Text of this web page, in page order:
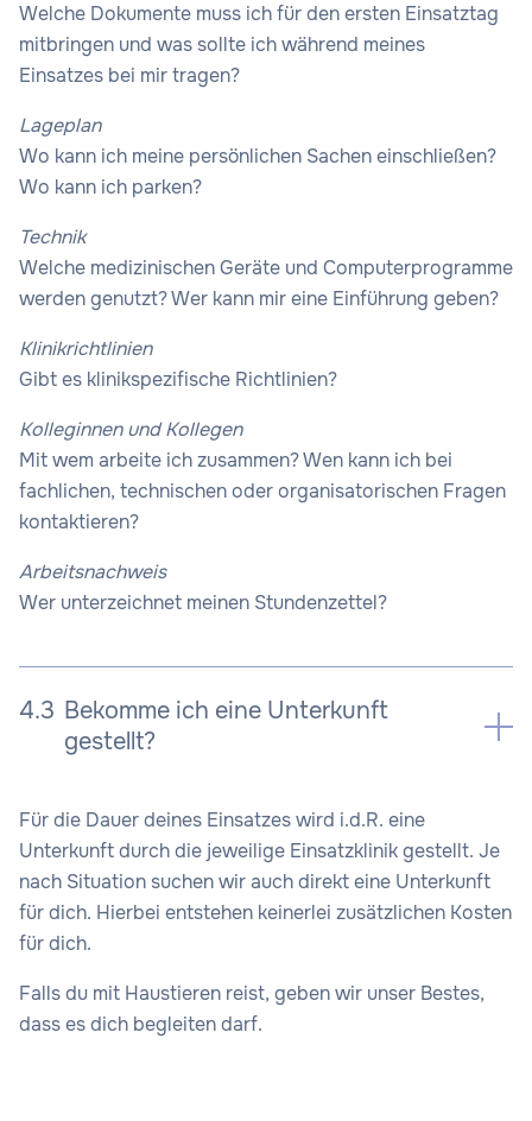
Welche Dokumente muss ich für den ersten Einsatztag
mitbringen und was sollte ich während meines
Einsatzes bei mir tragen?
Lageplan
Wo kann ich meine persönlichen Sachen einschließen?
Wo kann ich parken?
Technik
Welche medizinischen Geräte und Computerprogramme
werden genutzt? Wer kann mir eine Einführung geben?
Klinikrichtlinien
Gibt es klinikspezifische Richtlinien?
Kolleginnen und Kollegen
Mit wem arbeite ich zusammen? Wen kann ich bei
fachlichen, technischen oder organisatorischen Fragen
kontaktieren?
Arbeitsnachweis
Wer unterzeichnet meinen Stundenzettel?
4.3 Bekomme ich eine Unterkunft
gestellt?
Für die Dauer deines Einsatzes wird i.d.R. eine
Unterkunft durch die jeweilige Einsatzklinik gestellt. Je
nach Situation suchen wir auch direkt eine Unterkunft
für dich. Hierbei entstehen keinerlei zusätzlichen Kosten
für dich.
Falls du mit Haustieren reist, geben wir unser Bestes,
dass es dich begleiten darf.